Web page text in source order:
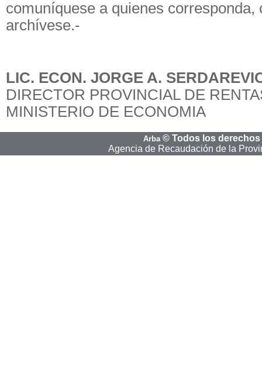
comuníquese a quienes corresponda,
archívese.-
LIC. ECON. JORGE A.
DIRECTOR PROVINCIAL DE
MINISTERIO DE ECONOMIA
Arba © Todos los
Agencia de Recaudación de la